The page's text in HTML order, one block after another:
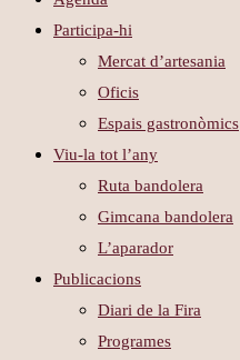
Participa-hi
Mercat d’artesania
Oficis
Espais gastronòmics
Viu-la tot l’any
Ruta bandolera
Gimcana bandolera
L’aparador
Publicacions
Diari de la Fira
Programes